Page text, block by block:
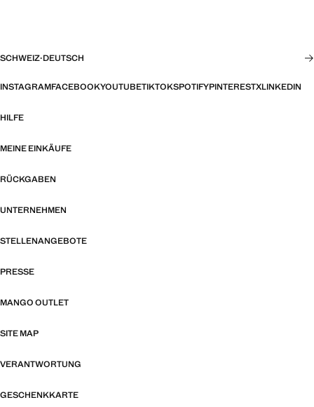
SCHWEIZ·DEUTSCH
INSTAGRAMFACEBOOKYOUTUBETIKTOKSPOTIFYPINTERESTXLINKEDIN
HILFE
MEINE EINKÄUFE
RÜCKGABEN
UNTERNEHMEN
STELLENANGEBOTE
PRESSE
MANGO OUTLET
SITE MAP
VERANTWORTUNG
GESCHENKKARTE